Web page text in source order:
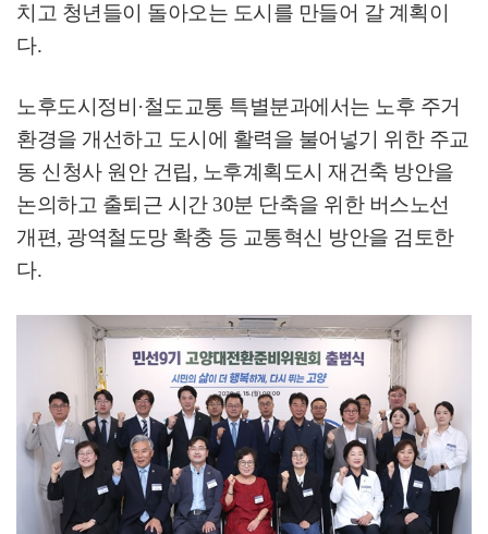
치고 청년들이 돌아오는 도시를 만들어 갈 계획이
다.
노후도시정비 ·철도교통 특별분과에서는 노후 주거
환경을 개선하고 도시에 활력을 불어넣기 위한 주교
동 신청사 원안 건립, 노후계획도시 재건축 방안을
논의하고 출퇴근 시간 30분 단축을 위한 버스노선
개편, 광역철도망 확충 등 교통혁신 방안을 검토한
다.